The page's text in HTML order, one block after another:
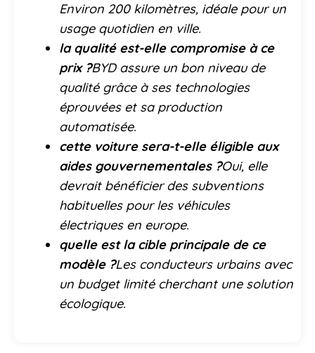
Environ 200 kilomètres, idéale pour un
usage quotidien en ville.
la qualité est-elle compromise à ce
prix ?BYD assure un bon niveau de
qualité grâce à ses technologies
éprouvées et sa production
automatisée.
cette voiture sera-t-elle éligible aux
aides gouvernementales ?Oui, elle
devrait bénéficier des subventions
habituelles pour les véhicules
électriques en europe.
quelle est la cible principale de ce
modèle ?Les conducteurs urbains avec
un budget limité cherchant une solution
écologique.